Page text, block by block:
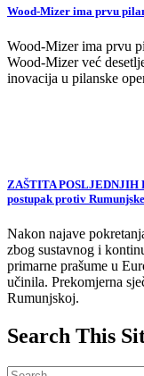
Wood-Mizer ima prvu
Wood-Mizer ima prvu
Wood-Mizer već
inovacija u pilanske
ZAŠTITA POSLJEDNJIH
postupak protiv
Nakon najave
zbog sustavnog i
primarne prašume u
učinila. Prekomjerna
Rumunjskoj.
Search This